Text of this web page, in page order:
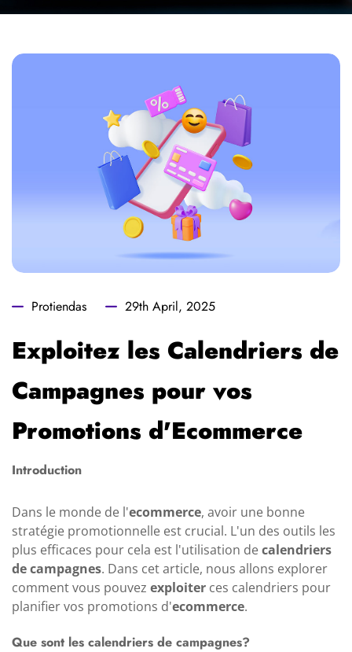
Protiendas 29th April, 2025
Exploitez les Calendriers de
Campagnes pour vos
Promotions d'Ecommerce
Introduction
Dans le monde de l'ecommerce, avoir une bonne
stratégie promotionnelle est crucial. L'un des outils les
plus efficaces pour cela est l'utilisation decalendriers
de campagnes. Dans cet article, nous allons explorer
comment vous pouvez exploiter ces calendriers pour
planifier vos promotions d'ecommerce.
Que sont les calendriers de campagnes?